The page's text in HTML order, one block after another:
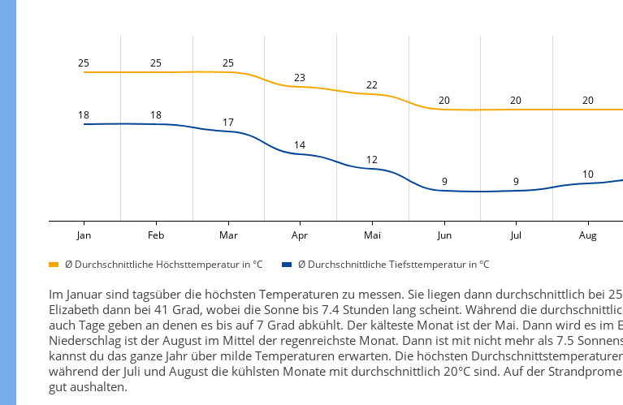
25 25
25
23
22
20
20 20
18 18
17
14
12
9
9
10
Jan Feb Mar Apr Mai Jun Jul Aug
Ø Durchschnittliche Höchsttemperatur in °C Ø Durchschnittliche Tiefsttemperatur in °C
Im Januar sind tagsüber die höchsten Temperaturen zu messen. Sie liegen dann durchschnittlich bei
Elizabeth dann bei 41 Grad, wobei die Sonne bis 7.4 Stunden lang scheint. Während die
auch Tage geben an denen es bis auf 7 Grad abkühlt. Der kälteste Monat ist der Mai. Dann wird es
Niederschlag ist der August im Mittel der regenreichste Monat. Dann ist mit nicht mehr als 7.5
kannst du das ganze Jahr über milde Temperaturen erwarten. Die höchsten
während der Juli und August die kühlsten Monate mit durchschnittlich 20°C sind. Auf der
gut aushalten.